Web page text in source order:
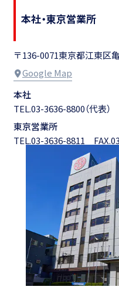
本社・東京営業所
〒136-0071東京都江東区
Google Map
本社
TEL.03-3636-8800（代表）
東京営業所
TEL.03-3636-8811